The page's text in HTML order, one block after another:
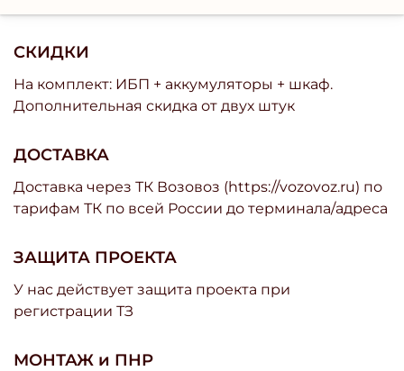
СКИДКИ
На комплект: ИБП + аккумуляторы + шкаф.
Дополнительная скидка от двух штук
ДОСТАВКА
Доставка через ТК Возовоз (https://vozovoz.ru) по
тарифам ТК по всей России до терминала/адреса
ЗАЩИТА ПРОЕКТА
У нас действует защита проекта при
регистрации ТЗ
МОНТАЖ и ПНР